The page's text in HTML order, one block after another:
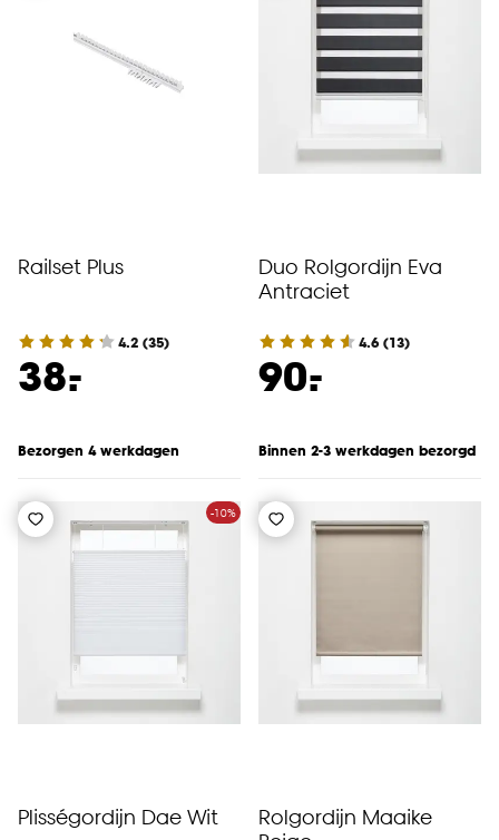
Railset Plus
4.2 (35)
38.
-
Bezorgen 4 werkdagen
Duo Rolgordijn Eva
Antraciet
4.6 (13)
90.
-
Binnen 2-3 werkdagen bezorgd
-10%
Plisségordijn Dae Wit
Rolgordijn Maaike